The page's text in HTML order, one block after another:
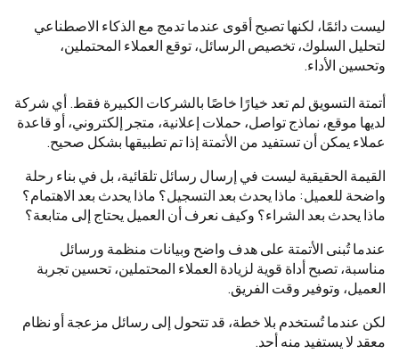
ليست دائمًا، لكنها تصبح أقوى عندما تدمج مع الذكاء الاصطناعي
لتحليل السلوك، تخصيص الرسائل، توقع العملاء المحتملين،
وتحسين الأداء.
أتمتة التسويق لم تعد خيارًا خاصًا بالشركات الكبيرة فقط. أي شركة
لديها موقع، نماذج تواصل، حملات إعلانية، متجر إلكتروني، أو قاعدة
عملاء يمكن أن تستفيد من الأتمتة إذا تم تطبيقها بشكل صحيح.
القيمة الحقيقية ليست في إرسال رسائل تلقائية، بل في بناء رحلة
واضحة للعميل: ماذا يحدث بعد التسجيل؟ ماذا يحدث بعد الاهتمام؟
ماذا يحدث بعد الشراء؟ وكيف نعرف أن العميل يحتاج إلى متابعة؟
عندما تُبنى الأتمتة على هدف واضح وبيانات منظمة ورسائل
مناسبة، تصبح أداة قوية لزيادة العملاء المحتملين، تحسين تجربة
العميل، وتوفير وقت الفريق.
لكن عندما تُستخدم بلا خطة، قد تتحول إلى رسائل مزعجة أو نظام
معقد لا يستفيد منه أحد.